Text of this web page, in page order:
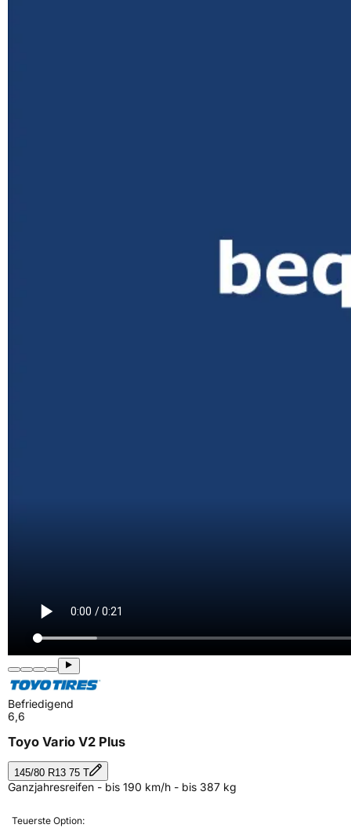
Befriedigend
6,6
Toyo Vario V2 Plus
145/80 R13 75 T
Ganzjahresreifen - bis 190 km/h - bis 387 kg
Teuerste Option: